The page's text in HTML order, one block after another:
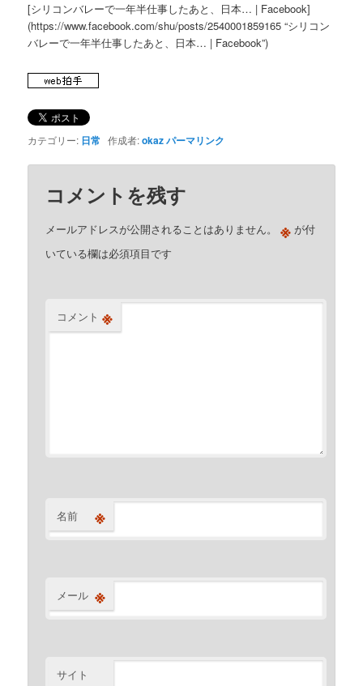
[シリコンバレーで一年半仕事したあと、日本… | Facebook]
(https://www.facebook.com/shu/posts/2540001859165 “シリコン
バレーで一年半仕事したあと、日本… | Facebook”)
カテゴリー: 日常 作成者:okazパーマリンク
コメントを残す
メールアドレスが公開されることはありません。 ※ が付
いている欄は必須項目です
コメント ※
名前 ※
メール ※
サイト